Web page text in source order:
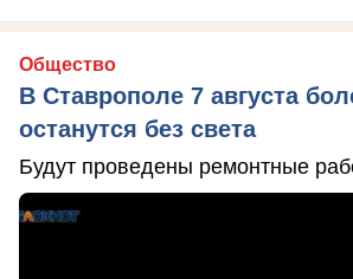
Общество
В Ставрополе 7 августа
останутся без света
Будут проведены ремонтные